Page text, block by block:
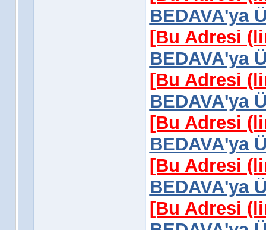
BEDAVA'ya
[Bu Adresi
BEDAVA'ya
[Bu Adresi
BEDAVA'ya
[Bu Adresi
BEDAVA'ya
[Bu Adresi
BEDAVA'ya
[Bu Adresi